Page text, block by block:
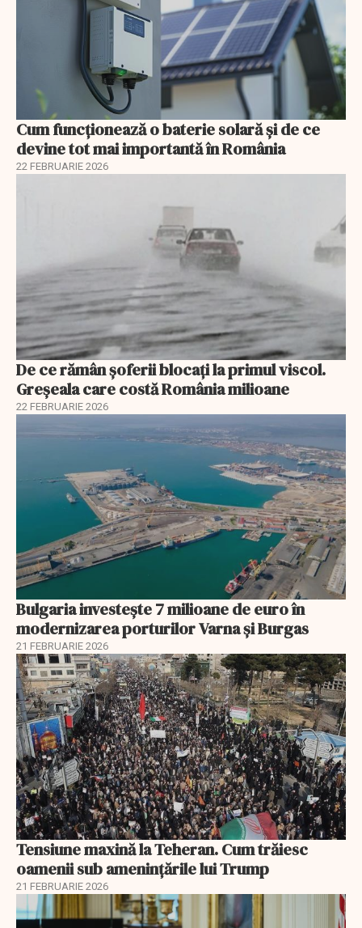
Cum funcționează o baterie solară și de ce
devine tot mai importantă în România
22 FEBRUARIE 2026
De ce rămân șoferii blocați la primul viscol.
Greșeala care costă România milioane
22 FEBRUARIE 2026
Bulgaria investește 7 milioane de euro în
modernizarea porturilor Varna și Burgas
21 FEBRUARIE 2026
Tensiune maxină la Teheran. Cum trăiesc
oamenii sub amenințările lui Trump
21 FEBRUARIE 2026